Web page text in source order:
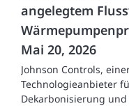
angelegtem
Mai 20, 2026
Johnson Controls,
Technologieanbieter
Dekarbonisierung